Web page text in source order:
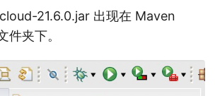
21.6.0.jar 出现在 Maven
夹下。